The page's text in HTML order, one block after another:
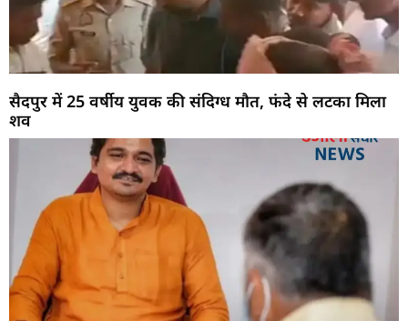
सैदपुर में 25 वर्षीय युवक की संदिग्ध मौत, फंदे से लटका मिला
शव